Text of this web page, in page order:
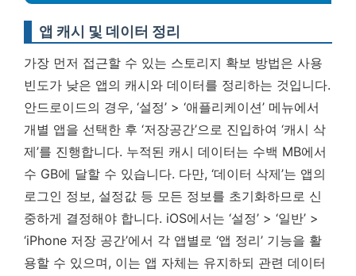
앱 캐시 및 데이터 정리
가장 먼저 접근할 수 있는 스토리지 확보 방법은 사용
빈도가 낮은 앱의 캐시와 데이터를 정리하는 것입니다.
안드로이드의 경우, ‘설정’ > ‘애플리케이션’ 메뉴에서
개별 앱을 선택한 후 ‘저장공간’으로 진입하여 ‘캐시 삭
제’를 진행합니다. 누적된 캐시 데이터는 수백 MB에서
수 GB에 달할 수 있습니다. 다만, ‘데이터 삭제’는 앱의
로그인 정보, 설정값 등 모든 정보를 초기화하므로 신
중하게 결정해야 합니다. iOS에서는 ‘설정’ > ‘일반’ >
‘iPhone 저장 공간’에서 각 앱별로 ‘앱 정리’ 기능을 활
용할 수 있으며, 이는 앱 자체는 유지하되 관련 데이터